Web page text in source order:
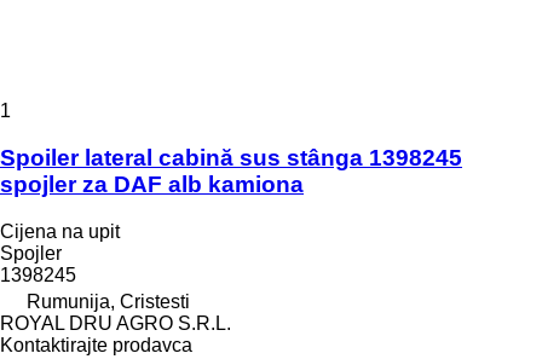
1
Spoiler lateral cabină sus stânga 1398245
spojler za DAF alb kamiona
Cijena na upit
Spojler
1398245
Rumunija, Cristesti
ROYAL DRU AGRO S.R.L.
Kontaktirajte prodavca